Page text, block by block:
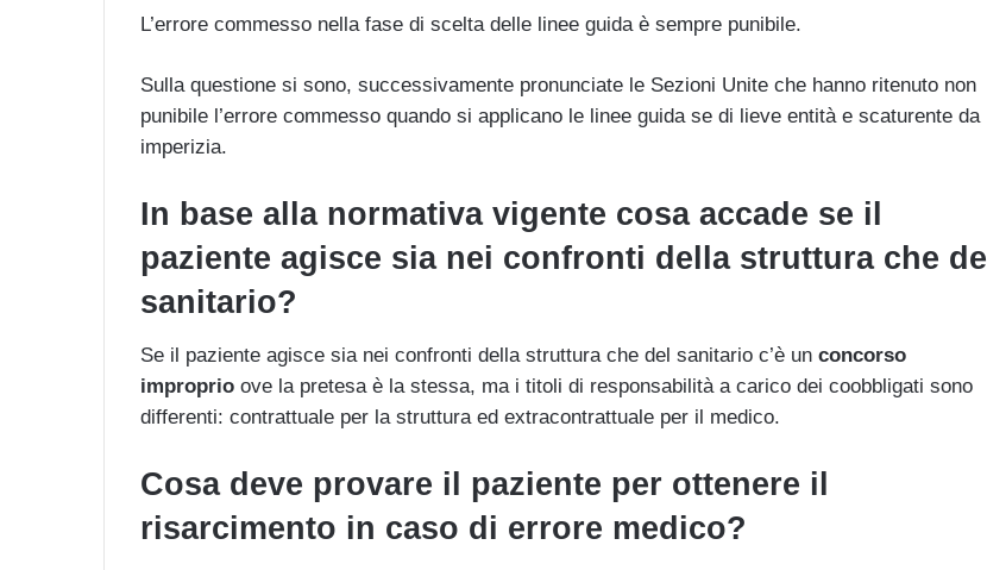
L’errore commesso nella fase di scelta delle linee guida è sempre punibile.
Sulla questione si sono, successivamente pronunciate le Sezioni Unite che hanno ritenuto non
punibile l’errore commesso quando si applicano le linee guida se di lieve entità e scaturente da
imperizia.
In base alla normativa vigente cosa accade se il
paziente agisce sia nei confronti della struttura che del
sanitario?
Se il paziente agisce sia nei confronti della struttura che del sanitario c’è un concorso
improprio ove la pretesa è la stessa, ma i titoli di responsabilità a carico dei coobbligati sono
differenti: contrattuale per la struttura ed extracontrattuale per il medico.
Cosa deve provare il paziente per ottenere il
risarcimento in caso di errore medico?